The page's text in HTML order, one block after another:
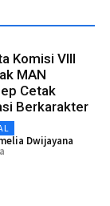
Komisi VIII
MAN
Cetak
Berkarakter
Dwijayana